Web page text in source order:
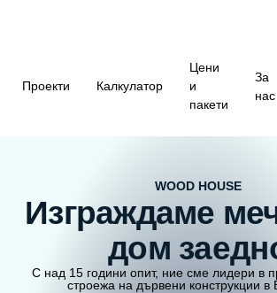
Проекти Калкулатор
Цени
и
пакети
За
нас
WOOD HOUSE
Изграждаме
дом
С над 15 години опит, ние сме лидери в
строежа на дървени конструкции в